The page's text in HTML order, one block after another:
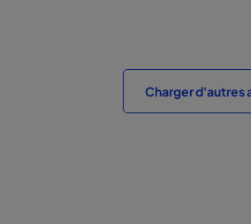
Charger d'autres